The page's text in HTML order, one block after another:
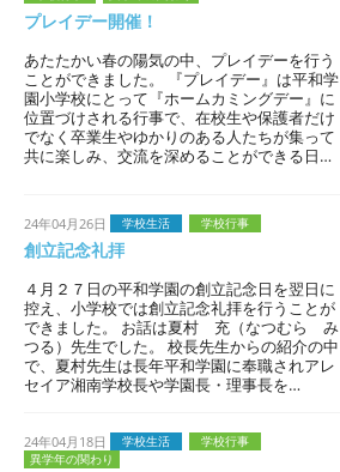
プレイデー開催！
あたたかい春の陽気の中、プレイデーを行う
ことができました。 『プレイデー』は平和学
園小学校にとって『ホームカミングデー』に
位置づけされる行事で、在校生や保護者だけ
でなく卒業生やゆかりのある人たちが集って
共に楽しみ、交流を深めることができる日…
24年04月26日 学校生活 学校行事
創立記念礼拝
４月２７日の平和学園の創立記念日を翌日に
控え、小学校では創立記念礼拝を行うことが
できました。 お話は夏村 充（なつむら み
つる）先生でした。 校長先生からの紹介の中
で、夏村先生は長年平和学園に奉職されアレ
セイア湘南学校長や学園長・理事長を…
24年04月18日 学校生活
学校行事
異学年の関わり